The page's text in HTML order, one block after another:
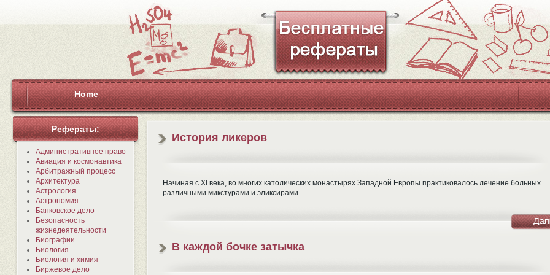
Home
Рефераты:
Административное право
Авиация и космонавтика
Арбитражный процесс
Архитектура
Астрология
Астрономия
Банковское дело
Безопасность
жизнедеятельности
Биографии
Биология
Биология и химия
Биржевое дело
История ликеров
Начиная с XI века, во многих католических монастырях Западной Европы практиковалось лечение больных
различными микстурами и эликсирами.
В каждой бочке затычка